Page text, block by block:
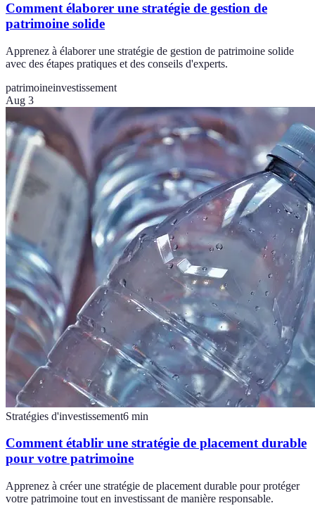
Comment élaborer une stratégie de gestion de
patrimoine solide
Apprenez à élaborer une stratégie de gestion de patrimoine solide
avec des étapes pratiques et des conseils d'experts.
patrimoineinvestissement
Aug 3
Stratégies d'investissement6 min
Comment établir une stratégie de placement durable
pour votre patrimoine
Apprenez à créer une stratégie de placement durable pour protéger
votre patrimoine tout en investissant de manière responsable.